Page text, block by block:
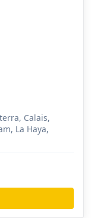
Calais,
La Haya,